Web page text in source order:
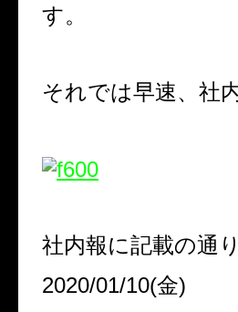
す。
それでは早速、社
社内報に記載の通り
2020/01/10(金)